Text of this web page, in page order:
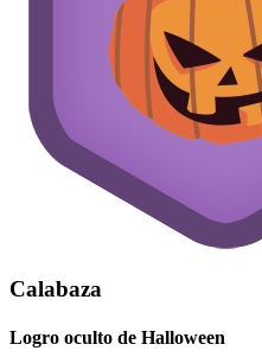
Calabaza
Logro oculto de Halloween